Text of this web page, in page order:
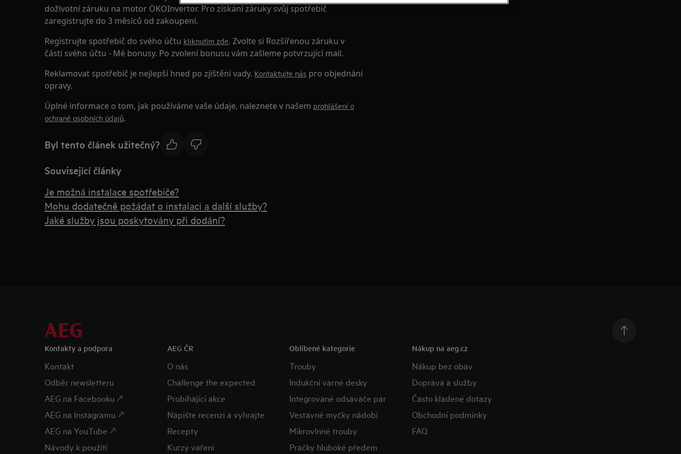
doživotní záruku na motor ÖKOInvertor. Pro získání záruky svůj spotřebič
zaregistrujte do 3 měsíců od zakoupení.
Registrujte spotřebič do svého účtu kliknutím zde. Zvolte si Rozšířenou záruku v
části svého účtu - Mé bonusy. Po zvolení bonusu vám zašleme potvrzující mail.
Reklamovat spotřebič je nejlepší hned po zjištění vady. Kontaktujte nás pro objednání
opravy.
Úplné informace o tom, jak používáme vaše údaje, naleznete v našem prohlášení o
ochraně osobních údajů.
Byl tento článek užitečný?
Související články
Je možná instalace spotřebiče?
Mohu dodatečně požádat o instalaci a další služby?
Jaké služby jsou poskytovány při dodání?
Kontakty a podpora
Kontakt
Odběr newsletteru
AEG na Facebooku 🡕
AEG na Instagramu 🡕
AEG na YouTube 🡕
Návody k použití
AEG ČR
O nás
Challenge the expected
Probíhající akce
Napište recenzi a vyhrajte
Recepty
Kurzy vaření
Oblíbené kategorie
Trouby
Indukční varné desky
Integrované odsavače par
Vestavné myčky nádobí
Mikrovlnné trouby
Pračky hluboké předem
Nákup na aeg.cz
Nákup bez obav
Doprava a služby
Často kladené dotazy
Obchodní podmínky
FAQ